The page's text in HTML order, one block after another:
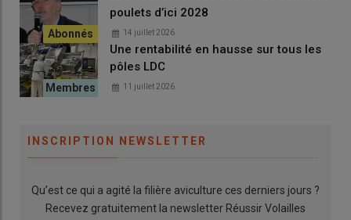
poulets d’ici 2028
14 juillet 2026
Une rentabilité en hausse sur tous les
pôles LDC
11 juillet 2026
INSCRIPTION NEWSLETTER
Qu’est ce qui a agité la filière aviculture ces derniers jours ?
Recevez gratuitement la newsletter Réussir Volailles